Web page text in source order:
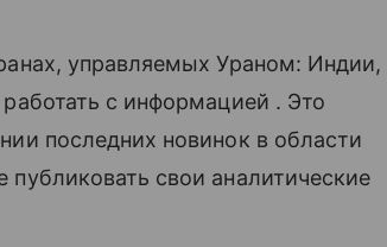
управляемых Ураном: Индии,
с информацией . Это
последних новинок в области
свои аналитические